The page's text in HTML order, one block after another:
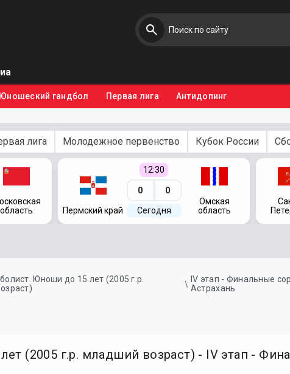
гандбол Первая лига Антидопинг
лига Молодежное первенство Кубок России
область
Пермский край
12:30
0 0
Сегодня
Омская
область
Юноши до 15 лет (2005 г.р.
IV этап - Финальные
Астрахань
(2005 г.р. младший возраст) - IV этап -